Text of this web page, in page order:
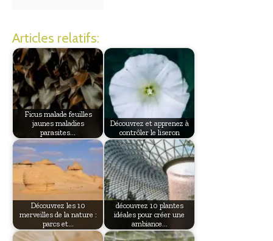
Articles relatifs:
Ficus malade feuilles
jaunes maladies
parasites…
Découvrez et apprenez à
contrôler le liseron
Découvrez les 10
merveilles de la nature :
parcs et…
découvrez 10 plantes
idéales pour créer une
ambiance…